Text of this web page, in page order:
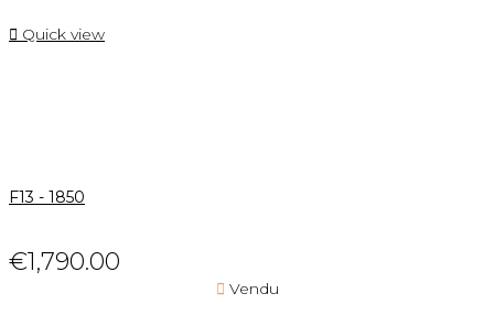
 Quick view
F13 - 1850
€1,790.00
 Vendu